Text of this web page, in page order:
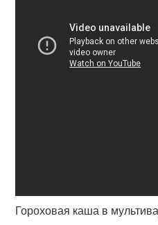
Гороховая каша в